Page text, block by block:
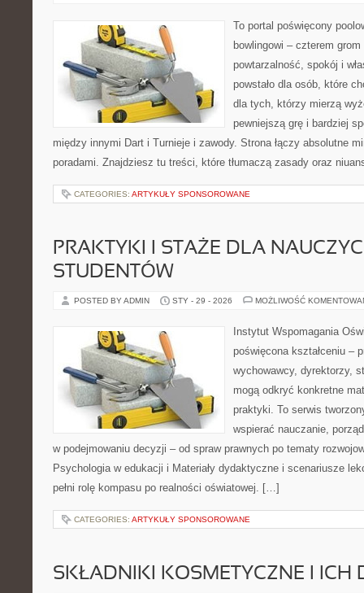
To portal poświęcony
bowlingowi – czterem
powtarzalność, spokój i
powstało dla osób, które
dla tych, którzy mierzą
pewniejszą grę i bardziej
między innymi Dart i Turnieje i zawody. Strona łączy absolutne
poradami. Znajdziesz tu treści, które tłumaczą zasady oraz
CATEGORIES: ARTYKUŁY SPONSOROWANE
PRAKTYKI I STAŻE DLA
STUDENTÓW
POSTED BY ADMIN STY - 29 - 2026 MOŻLIWOŚĆ
Instytut Wspomagania
poświęcona kształceniu –
wychowawcy, dyrektorzy,
mogą odkryć konkretne
praktyki. To serwis
wspierać nauczanie,
w podejmowaniu decyzji – od spraw prawnych po tematy
Psychologia w edukacji i Materiały dydaktyczne i scenariusze
pełni rolę kompasu po realności oświatowej. […]
CATEGORIES: ARTYKUŁY SPONSOROWANE
SKŁADNIKI KOSMETYCZNE I ICH